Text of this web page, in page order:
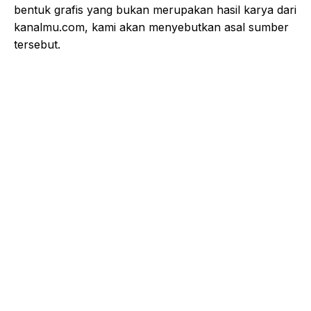
bentuk grafis yang bukan merupakan hasil karya dari
kanalmu.com, kami akan menyebutkan asal sumber
tersebut.